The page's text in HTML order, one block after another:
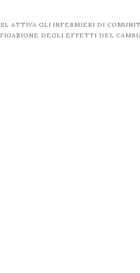
ATTIVA GLI INFERMIERI DI
DEGLI EFFETTI DEL